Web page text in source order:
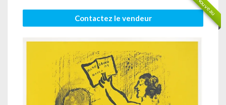
Nouveau
Contactez le vendeur